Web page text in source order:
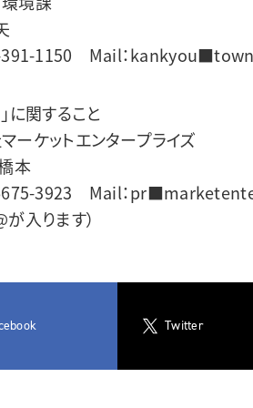
391-1150 Mail：
に関すること
ーケットエンタープライズ
本
3923 Mail：
入ります）
Twitter